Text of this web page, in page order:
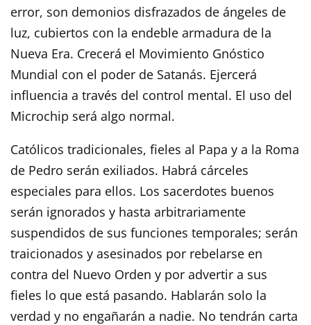
error, son demonios disfrazados de ángeles de
luz, cubiertos con la endeble armadura de la
Nueva Era. Crecerá el Movimiento Gnóstico
Mundial con el poder de Satanás. Ejercerá
influencia a través del control mental. El uso del
Microchip será algo normal.
Católicos tradicionales, fieles al Papa y a la Roma
de Pedro serán exiliados. Habrá cárceles
especiales para ellos. Los sacerdotes buenos
serán ignorados y hasta arbitrariamente
suspendidos de sus funciones temporales; serán
traicionados y asesinados por rebelarse en
contra del Nuevo Orden y por advertir a sus
fieles lo que está pasando. Hablarán solo la
verdad y no engañarán a nadie. No tendrán carta